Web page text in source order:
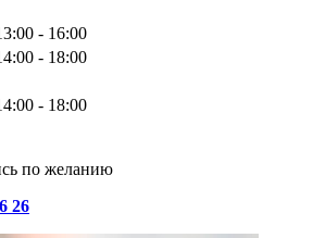
- 16:00
- 18:00
- 18:00
по желанию
26